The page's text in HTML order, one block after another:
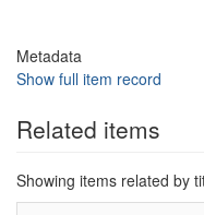
Metadata
Show full item record
Related items
Showing items related by